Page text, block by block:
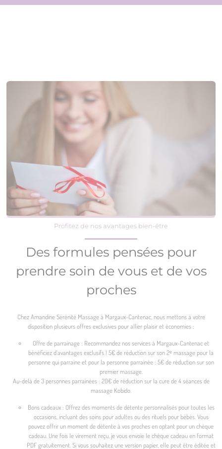
Profitez de nos avantages bien-être
Des formules pensées pour
prendre soin de vous et de vos
proches
Chez Amandine Sérénité Massage à Margaux-Cantenac, nous mettons à votre
disposition plusieurs offres exclusives pour allier plaisir et économies :
Offre de parrainage : Recommandez nos services à Margaux-Cantenac et
bénéficiez d’avantages exclusifs ! 5€ de réduction sur son 2ᵉ massage pour la
personne qui parraine et pour la personne parrainée : 5€ de réduction sur son
premier massage.
Au-delà de 3 personnes parrainées : 20€ de réduction sur la cure de 4 séances de
massage Kobido.
Bons cadeaux : Offrez des moments de détente personnalisés pour toutes les
occasions, incluant des soins pour adultes ou des rituels pour bébés. Vous
pouvez offrir un moment de détente à vos proches en optant pour un chèque
cadeau. Une fois le virement reçu, je vous envoie le chèque cadeau en format
PDF gratuitement. Si vous souhaitez une version papier, elle peut être éditée et